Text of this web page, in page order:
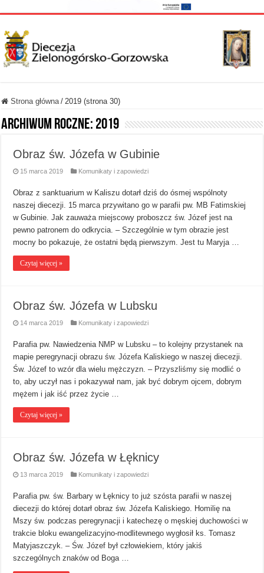
Strona główna / 2019 (strona 30)
Archiwum roczne: 2019
Obraz św. Józefa w Gubinie
15 marca 2019 Komunikaty i zapowiedzi
Obraz z sanktuarium w Kaliszu dotarł dziś do ósmej wspólnoty
naszej diecezji. 15 marca przywitano go w parafii pw. MB Fatimskiej
w Gubinie. Jak zauważa miejscowy proboszcz św. Józef jest na
pewno patronem do odkrycia. – Szczególnie w tym obrazie jest
mocny bo pokazuje, że ostatni będą pierwszym. Jest tu Maryja …
Czytaj więcej »
Obraz św. Józefa w Lubsku
14 marca 2019 Komunikaty i zapowiedzi
Parafia pw. Nawiedzenia NMP w Lubsku – to kolejny przystanek na
mapie peregrynacji obrazu św. Józefa Kaliskiego w naszej diecezji.
Św. Józef to wzór dla wielu mężczyzn. – Przyszliśmy się modlić o
to, aby uczył nas i pokazywał nam, jak być dobrym ojcem, dobrym
mężem i jak iść przez życie …
Czytaj więcej »
Obraz św. Józefa w Łęknicy
13 marca 2019 Komunikaty i zapowiedzi
Parafia pw. św. Barbary w Łęknicy to już szósta parafii w naszej
diecezji do której dotarł obraz św. Józefa Kaliskiego. Homilię na
Mszy św. podczas peregrynacji i katechezę o męskiej duchowości w
trakcie bloku ewangelizacyjno-modlitewnego wygłosił ks. Tomasz
Matyjaszczyk. – Św. Józef był człowiekiem, który jakiś
szczególnych znaków od Boga …